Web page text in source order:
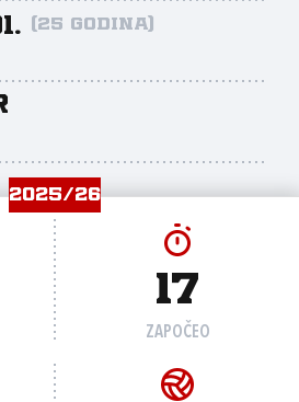
(25 godina)
2025/26
17
ZAPOČEO